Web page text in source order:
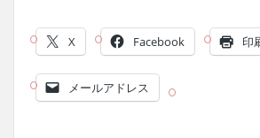
X Facebook 印
メールアドレス